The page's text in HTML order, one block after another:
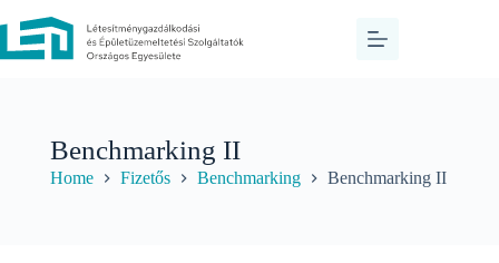
Benchmarking II
Home Fizetős Benchmarking Benchmarking II